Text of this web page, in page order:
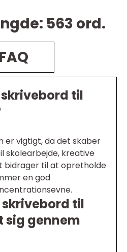
563 ord.
FAQ
til
er vigtigt, da det skaber
skolearbejde, kreative
bidrager til at opretholde
en god
til
sig gennem